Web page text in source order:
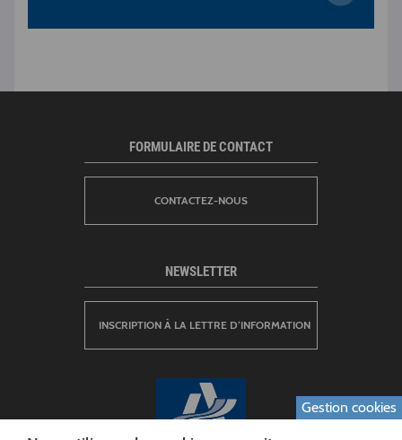
FORMULAIRE DE CONTACT
CONTACTEZ-NOUS
NEWSLETTER
INSCRIPTION À LA LETTRE D’INFORMATION
Gestion cookies